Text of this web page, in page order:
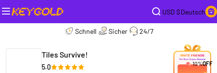
USD $Deutsch
Schnell Sicher 24/7
Tiles Survive!
5.0
10%OFF